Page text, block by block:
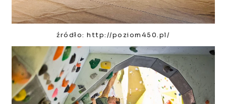
źródło: http://poziom450.pl/